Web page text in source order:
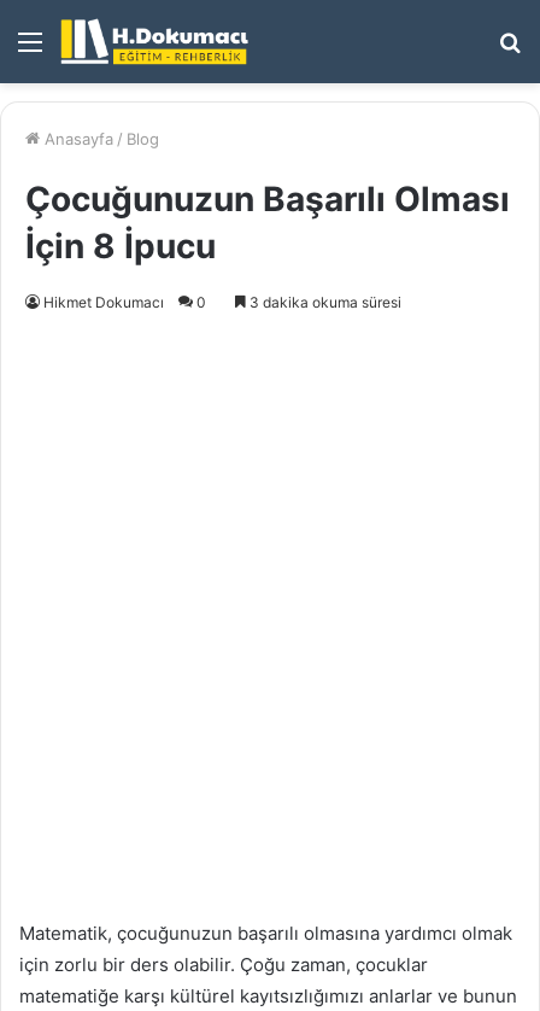
Menü
Anasayfa / Blog
Çocuğunuzun Başarılı Olması
İçin 8 İpucu
Hikmet Dokumacı 0 3 dakika okuma süresi
Matematik, çocuğunuzun başarılı olmasına yardımcı olmak
için zorlu bir ders olabilir. Çoğu zaman, çocuklar
matematiğe karşı kültürel kayıtsızlığımızı anlarlar ve bunun